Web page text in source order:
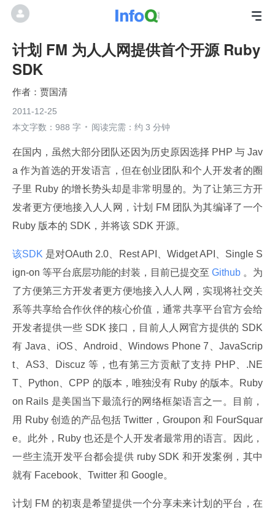
计划 FM 为人人网提供首个开源 Ruby
SDK
贾国清
2011-12-25
本文字数：988 字
阅读完需：约 3 分钟
在国内，虽然大部分团队还因为历史原因选择 PHP 与 Jav
a 作为首选的开发语言，但在创业团队和个人开发者的圈
子里 Ruby 的增长势头却是非常明显的。为了让第三方开
发者更方便地接入人人网，计划 FM 团队为其编译了一个
Ruby 版本的 SDK，并将该 SDK 开源。
该SDK 是对OAuth 2.0、Rest API、Widget API、Single S
ign-on 等平台底层功能的封装，目前已提交至 Github 。为
了方便第三方开发者更方便地接入人人网，实现将社交关
系等共享给合作伙伴的核心价值，通常共享平台官方会给
开发者提供一些 SDK 接口，目前人人网官方提供的 SDK
有 Java、iOS、Android、Windows Phone 7、JavaScrip
t、AS3、Discuz 等，也有第三方贡献了支持 PHP、.NE
T、Python、CPP 的版本，唯独没有 Ruby 的版本。Ruby
on Rails 是美国当下最流行的网络框架语言之一。目前，
用 Ruby 创造的产品包括 Twitter，Groupon 和 FourSquar
e。此外，Ruby 也还是个人开发者最常用的语言。因此，
一些主流开发平台都会提供 ruby SDK 和开发案例，其中
就有 Facebook、Twitter 和 Google。
计划 FM 的初衷是希望提供一个分享未来计划的平台，在